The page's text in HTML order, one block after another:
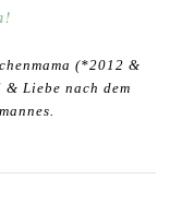
(*2012 &
& Liebe nach dem